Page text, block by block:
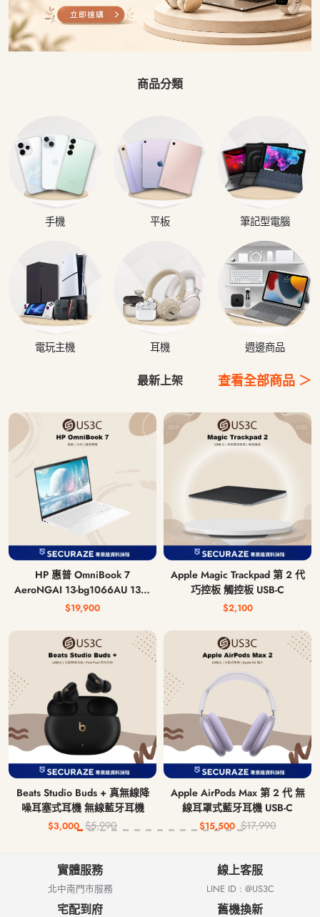
商品分類
手機 平板 筆記型電腦
電玩主機 耳機 週邊商品
最新上架 查看全部商品 ＞
HP 惠普 OmniBook 7
AeroNGAI 13-bg1066AU 13吋
AI 5 340 16G 512G
$19,900
Apple Magic Trackpad 第 2 代
巧控板 觸控板 USB-C
$2,100
Beats Studio Buds + 真無線降
噪耳塞式耳機 無線藍牙耳機
$3,000 $5,990
Apple AirPods Max 第 2 代 無
線耳罩式藍牙耳機 USB-C
$15,500 $17,990
實體服務
北中南門市服務
線上客服
LINE ID : @US3C
宅配到府 舊機換新